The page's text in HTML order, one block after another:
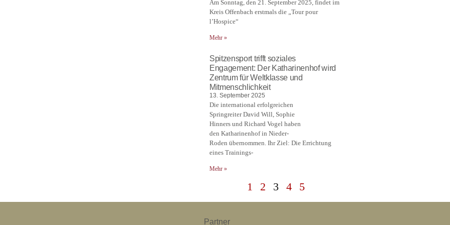
Am Sonntag, den 21. September 2025, findet im
Kreis Offenbach erstmals die „Tour pour
l’Hospice“
Mehr »
Spitzensport trifft soziales
Engagement: Der Katharinenhof wird
Zentrum für Weltklasse und
Mitmenschlichkeit
13. September 2025
Die international erfolgreichen
Springreiter David Will, Sophie
Hinners und Richard Vogel haben
den Katharinenhof in Nieder-
Roden übernommen. Ihr Ziel: Die Errichtung
eines Trainings-
Mehr »
1 2 3 4 5
Partner